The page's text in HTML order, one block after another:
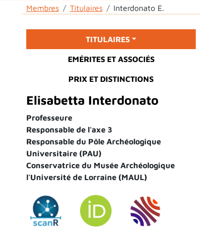
Breadcrumb
Membres Titulaires Interdonato E.
TITULAIRES
EMÉRITES ET ASSOCIÉS
PRIX ET DISTINCTIONS
Elisabetta Interdonato
Professeure
Responsable de l'axe 3
Responsable du Pôle Archéologique
Universitaire (PAU)
Conservatrice du Musée Archéologique
l'Université de Lorraine (MAUL)